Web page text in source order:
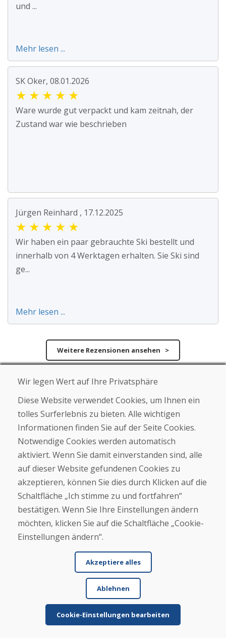
und ...
Mehr lesen ...
SK Oker, 08.01.2026
★ ★ ★ ★ ★
Ware wurde gut verpackt und kam zeitnah, der
Zustand war wie beschrieben
Jürgen Reinhard , 17.12.2025
★ ★ ★ ★ ★
Wir haben ein paar gebrauchte Ski bestellt und
innerhalb von 4 Werktagen erhalten. Sie Ski sind
ge...
Mehr lesen ...
Weitere Rezensionen ansehen >
Eigene Rezension
verfassen
★★★★★
Vor- und Nachname
Schicken
Wir legen Wert auf Ihre Privatsphäre
Diese Website verwendet Cookies, um Ihnen ein
tolles Surferlebnis zu bieten. Alle wichtigen
Informationen finden Sie auf der Seite Cookies.
Notwendige Cookies werden automatisch
aktiviert. Wenn Sie damit einverstanden sind, alle
auf dieser Website gefundenen Cookies zu
akzeptieren, können Sie dies durch Klicken auf die
Schaltfläche „Ich stimme zu und fortfahren“
bestätigen. Wenn Sie Ihre Einstellungen ändern
möchten, klicken Sie auf die Schaltfläche „Cookie-
Einstellungen ändern“.
Akzeptiere alles
Ablehnen
Cookie-Einstellungen bearbeiten